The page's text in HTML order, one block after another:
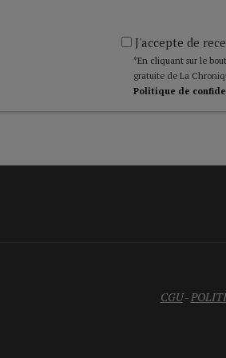
J'accepte de
*En cliquant sur le
gratuite de La
Politique de
CGU-